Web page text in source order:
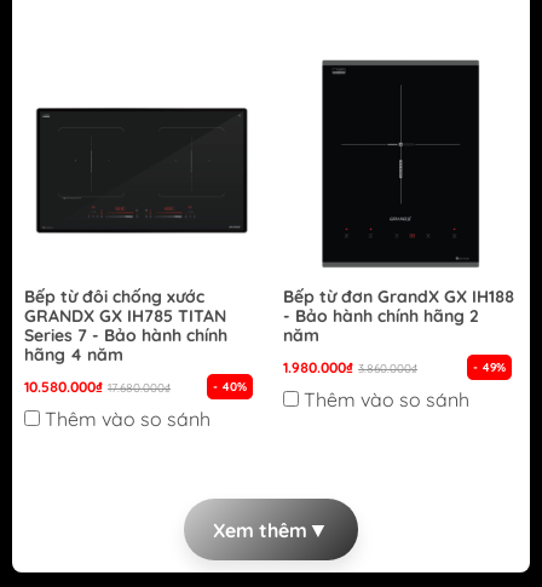
Bếp từ đôi chống xước
GRANDX GX IH785 TITAN
Series 7 - Bảo hành chính
hãng 4 năm
10.580.000₫ 17.680.000₫ - 40%
Thêm vào so sánh
Bếp từ đơn GrandX GX IH188
- Bảo hành chính hãng 2
năm
1.980.000₫ 3.860.000₫ - 49%
Thêm vào so sánh
Xem thêm ▼